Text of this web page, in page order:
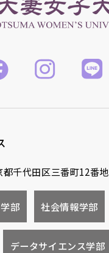
千代田区三番町12番地
部 社会情報学部
データサイエンス学部